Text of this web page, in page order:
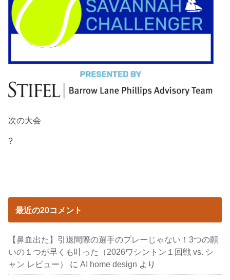
次の大会
?
最近の20コメント
【鼻血出た】引退間際の選手のプレーじゃない！3つの願
いの１つが早くも叶った（2026ワシントン１回戦 vs. シ
ャン レビュー）
にAI home design より